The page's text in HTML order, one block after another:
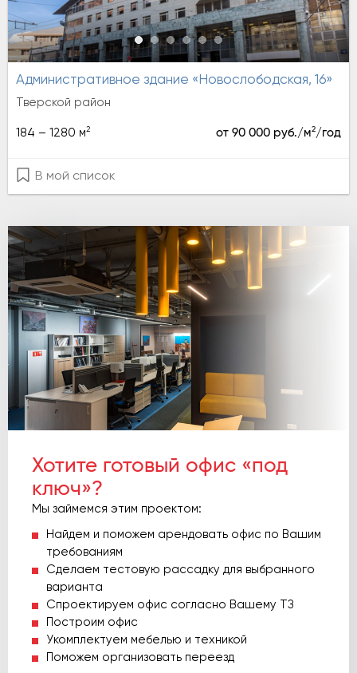
Административное здание «Новослободская, 16»
Тверской район
184 – 1280 м2 от 90 000 руб./м2 /год
В мой список
Хотите готовый офис «под
ключ»?
Мы займемся этим проектом:
Найдем и поможем арендовать офис по Вашим
требованиям
Сделаем тестовую рассадку для выбранного
варианта
Спроектируем офис согласно Вашему ТЗ
Построим офис
Укомплектуем мебелью и техникой
Поможем организовать переезд